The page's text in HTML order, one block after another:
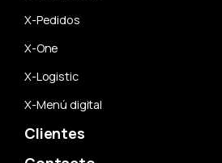
X-Pedidos
X-One
X-Logistic
X-Menú digital
Clientes